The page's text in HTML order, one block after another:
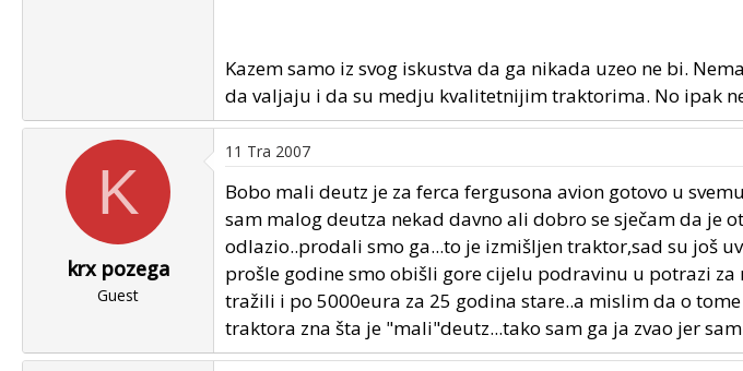
Kazem samo iz svog iskustva da ga nikada uzeo ne bi.
da valjaju i da su medju kvalitetnijim traktorima. No ipak
K
krx pozega
Guest
11 Tra 2007
Bobo mali deutz je za ferca fergusona avion gotovo u
sam malog deutza nekad davno ali dobro se sječam da je
odlazio..prodali smo ga...to je izmišljen traktor,sad su još
prošle godine smo obišli gore cijelu podravinu u potrazi
tražili i po 5000eura za 25 godina stare..a mislim da o
traktora zna šta je "mali"deutz...tako sam ga ja zvao jer